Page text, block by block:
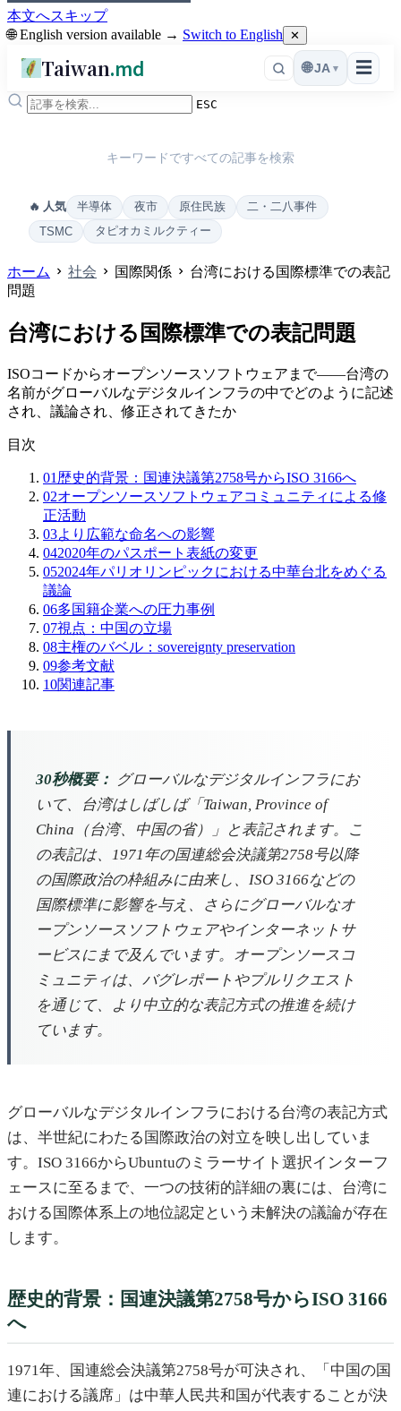
本文へスキップ
🌐 English version available → Switch to English ✕
Taiwan.md ☰
🌐 JA ▾
ESC
キーワードですべての記事を検索
🔥 人気 半導体 夜市 原住民族
二・二八事件
TSMC
タピオカミルクティー
ホーム 社会 国際関係
台湾における国際標準での表記
問題
台湾における国際標準での表記問題
ISOコードからオープンソースソフトウェアまで——台湾の
名前がグローバルなデジタルインフラの中でどのように記述
され、議論され、修正されてきたか
目次
01 歴史的背景：国連決議第2758号からISO 3166へ
02オープンソースソフトウェアコミュニティによる修
正活動
03より広範な命名への影響
042020年のパスポート表紙の変更
052024年パリオリンピックにおける中華台北をめぐる
議論
06多国籍企業への圧力事例
07視点：中国の立場
08主権のバベル：sovereignty preservation
09参考文献
10関連記事
30秒概要：
グローバルなデジタルインフラにお
いて、台湾はしばしば「Taiwan, Province of
China（台湾、中国の省）」と表記されます。こ
の表記は、1971年の国連総会決議第2758号以降
の国際政治の枠組みに由来し、ISO 3166などの
国際標準に影響を与え、さらにグローバルなオ
ープンソースソフトウェアやインターネットサ
ービスにまで及んでいます。オープンソースコ
ミュニティは、バグレポートやプルリクエスト
を通じて、より中立的な表記方式の推進を続け
ています。
グローバルなデジタルインフラにおける台湾の表記方式
は、半世紀にわたる国際政治の対立を映し出していま
す。ISO 3166からUbuntuのミラーサイト選択インターフ
ェースに至るまで、一つの技術的詳細の裏には、台湾に
おける国際体系上の地位認定という未解決の議論が存在
します。
歴史的背景：国連決議第2758号からISO 3166
へ
1971年、国連総会決議第2758号が可決され、「中国の国
連における議席」は中華人民共和国が代表することが決